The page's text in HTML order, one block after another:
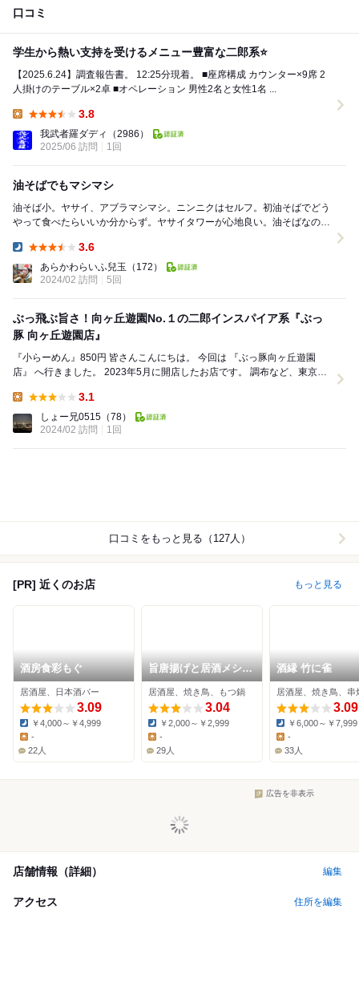
口コミ
学生から熱い支持を受けるメニュー豊富な二郎系⭐️
【2025.6.24】調査報告書。 12:25分現着。 ■座席構成 カウンター×9席 2
人掛けのテーブル×2卓 ■オペレーション 男性2名と女性1名 ...
3.8
我武者羅ダディ
（2986）
2025/06 訪問
1回
油そばでもマシマシ
油そば小。ヤサイ、アブラマシマシ。ニンニクはセルフ。初油そばでどう
やって食べたらいいか分からず。ヤサイタワーが心地良い。油そばなので
3.6
あらかわらいふ兒玉 （172）
2024/02 訪問
5回
ぶっ飛ぶ旨さ！向ヶ丘遊園No.１の二郎インスパイア系『ぶっ
豚 向ヶ丘遊園店』
『小らーめん』850円 皆さんこんにちは。 今回は 『ぶっ豚向ヶ丘遊園
店』 へ行きました。 2023年5月に開店したお店です。 調布など、東京の
3.1
しょー兄0515 （78）
2024/02 訪問
1回
口コミをもっと見る（127人）
[PR] 近くのお店 もっと見る
酒房食彩もぐ
居酒屋、日本酒バー
3.09
Dinner:
￥4,000～￥4,999
Lunch:
-
22人
旨唐揚げと居酒メシ
ミライザカ 向ヶ丘遊
園南口店
居酒屋、焼き鳥、もつ鍋
3.04
Dinner:
￥2,000～￥2,999
Lunch:
-
29人
酒縁 竹に雀
居酒屋、焼き鳥、串
3.09
Dinner:
￥6,000～￥7,999
Lunch:
-
33人
広告を非表示
店舗情報（詳細） 編集
アクセス 住所を編集